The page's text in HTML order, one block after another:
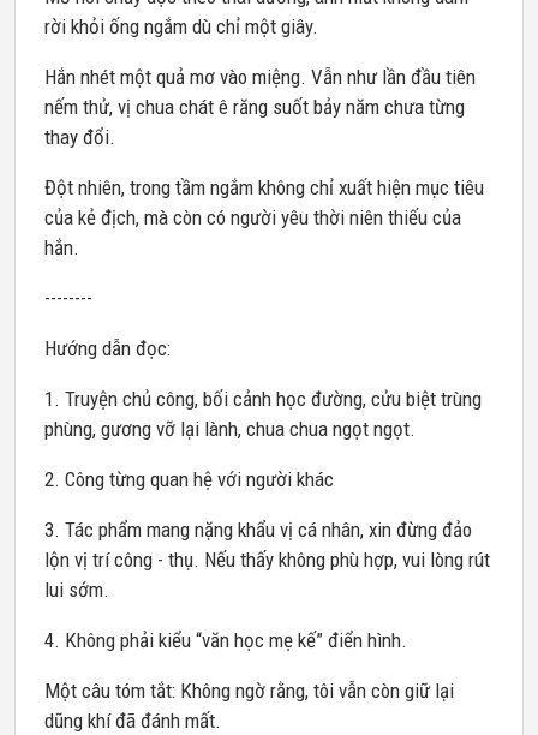
rời khỏi ống ngắm dù chỉ một giây.
Hắn nhét một quả mơ vào miệng. Vẫn như lần đầu tiên
nếm thử, vị chua chát ê răng suốt bảy năm chưa từng
thay đổi.
Đột nhiên, trong tầm ngắm không chỉ xuất hiện mục tiêu
của kẻ địch, mà còn có người yêu thời niên thiếu của
hắn.
--------
Hướng dẫn đọc:
1. Truyện chủ công, bối cảnh học đường, cửu biệt trùng
phùng, gương vỡ lại lành, chua chua ngọt ngọt.
2. Công từng quan hệ với người khác
3. Tác phẩm mang nặng khẩu vị cá nhân, xin đừng đảo
lộn vị trí công - thụ. Nếu thấy không phù hợp, vui lòng rút
lui sớm.
4. Không phải kiểu “văn học mẹ kế” điển hình.
Một câu tóm tắt: Không ngờ rằng, tôi vẫn còn giữ lại
dũng khí đã đánh mất.